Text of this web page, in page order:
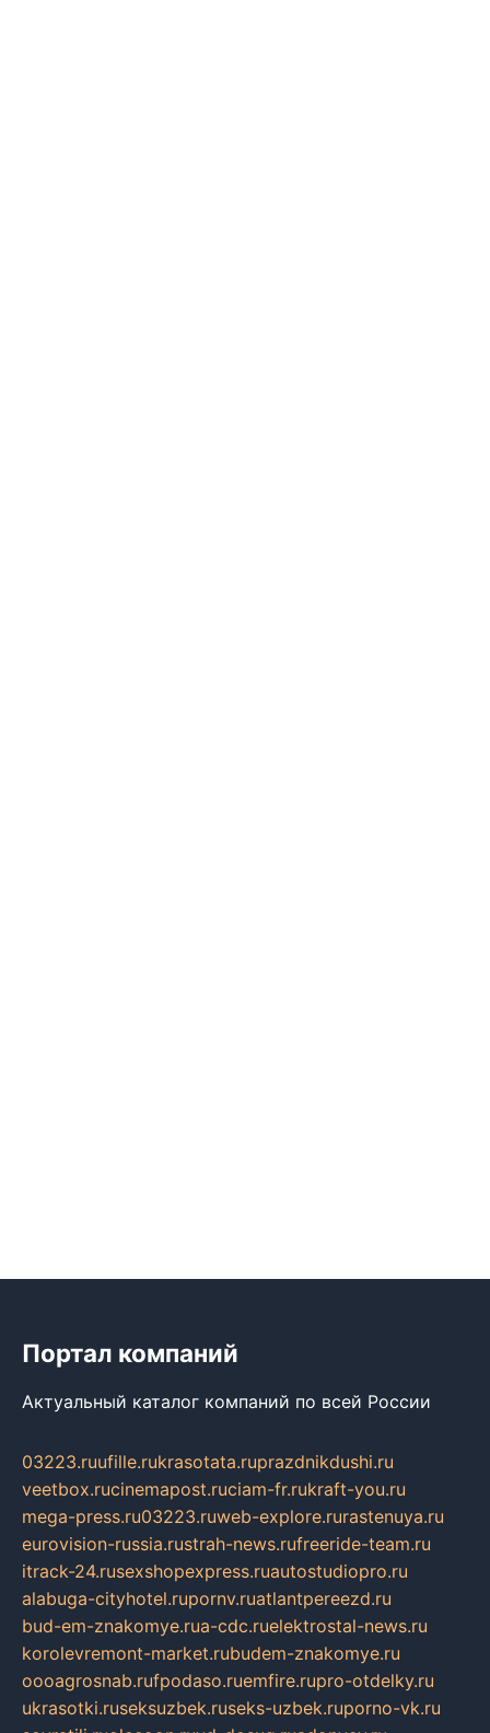
Портал компаний
Актуальный каталог компаний по всей России
03223.ruufille.rukrasotata.ruprazdnikdushi.ru
veetbox.rucinemapost.ruciam-fr.rukraft-you.ru
mega-press.ru03223.ruweb-explore.rurastenuya.ru
eurovision-russia.rustrah-news.rufreeride-team.ru
itrack-24.rusexshopexpress.ruautostudiopro.ru
alabuga-cityhotel.rupornv.ruatlantpereezd.ru
bud-em-znakomye.rua-cdc.ruelektrostal-news.ru
korolevremont-market.rubudem-znakomye.ru
oooagrosnab.rufpodaso.ruemfire.rupro-otdelky.ru
ukrasotki.ruseksuzbek.ruseks-uzbek.ruporno-vk.ru